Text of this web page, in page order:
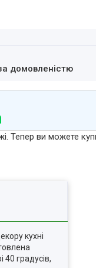
домовленістю
Тепер ви можете
кухні
градусів,